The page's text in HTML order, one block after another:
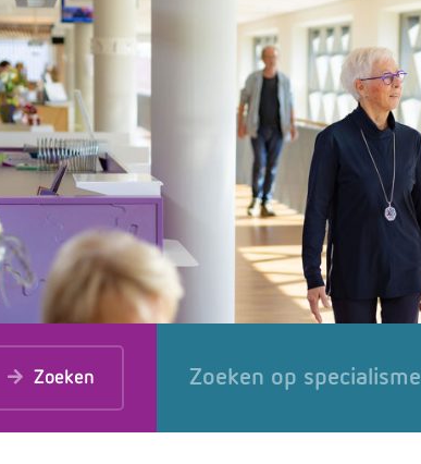
Zoeken Zoeken op specialisme